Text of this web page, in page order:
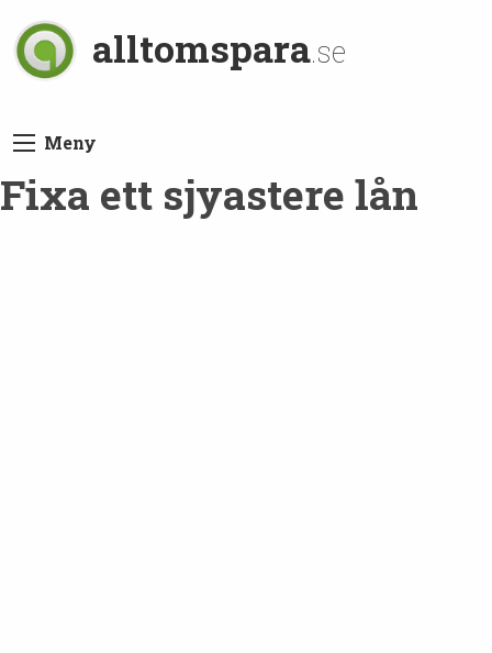
alltomspara.se
Meny
Fixa ett sjyastere lån